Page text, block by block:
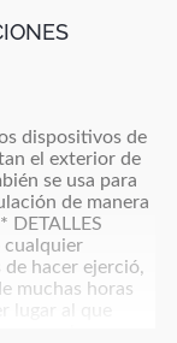
dispositivos de
el exterior de
se usa para
de manera
DETALLES
cualquier
de hacer ejerció,
muchas horas
lugar al que